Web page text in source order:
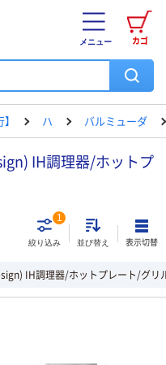
カゴ
メニュー
ハ バルミューダ
IH調理器/ホットプ
絞り込み
1
並び替え 表示切替
IH調理器/ホットプレート/グリ